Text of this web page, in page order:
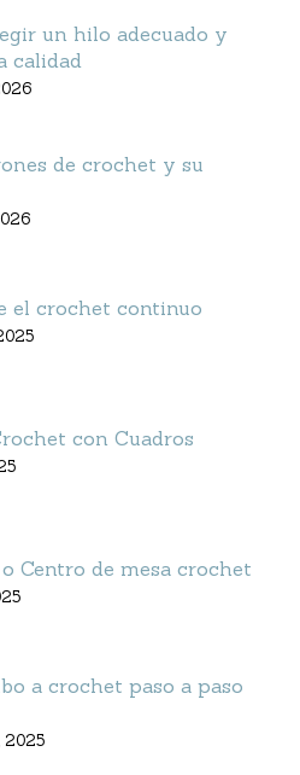
un hilo adecuado y
calidad
de crochet y su
el crochet continuo
con Cuadros
Centro de mesa crochet
a crochet paso a paso
2025